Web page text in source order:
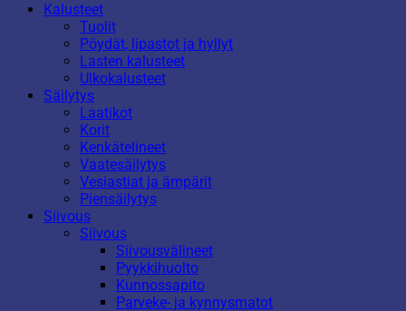
Kalusteet
Tuolit
Pöydät, lipastot ja hyllyt
Lasten kalusteet
Ulkokalusteet
Säilytys
Laatikot
Korit
Kenkätelineet
Vaatesäilytys
Vesiastiat ja ämpärit
Piensäilytys
Siivous
Siivous
Siivousvälineet
Pyykkihuolto
Kunnossapito
Parveke- ja kynnysmatot